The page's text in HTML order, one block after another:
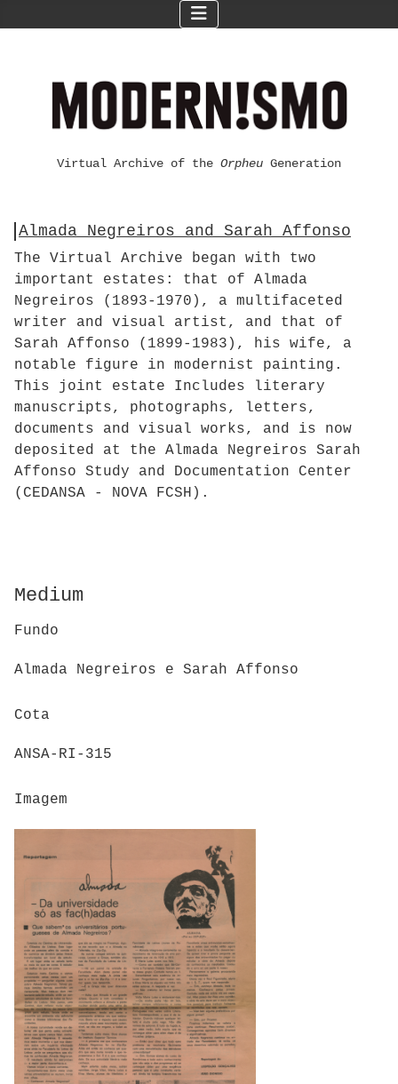
Virtual Archive of the Orpheu Generation
Almada Negreiros and Sarah Affonso
The Virtual Archive began with two
important estates: that of Almada
Negreiros (1893-1970), a multifaceted
writer and visual artist, and that of
Sarah Affonso (1899-1983), his wife, a
notable figure in modernist painting.
This joint estate Includes literary
manuscripts, photographs, letters,
documents and visual works, and is now
deposited at the Almada Negreiros Sarah
Affonso Study and Documentation Center
(CEDANSA - NOVA FCSH).
Medium
Fundo
Almada Negreiros e Sarah Affonso
Cota
ANSA-RI-315
Imagem